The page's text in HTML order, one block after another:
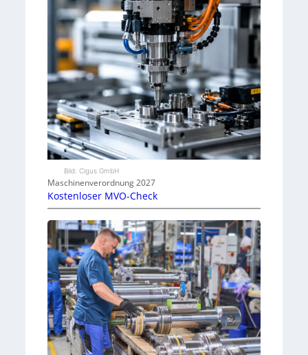
Bild: Cigus GmbH
Maschinenverordnung 2027
Kostenloser MVO-Check